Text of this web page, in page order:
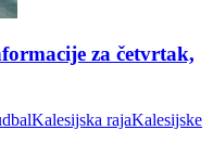
za četvrtak,
Kalesijska rajaKalesijske